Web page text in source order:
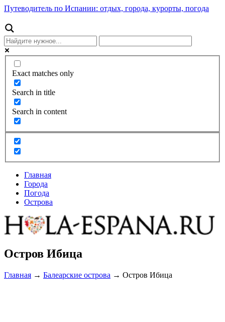
Путеводитель по Испании: отдых, города, курорты, погода
Exact matches only
Search in title
Search in content
Главная
Города
Погода
Острова
Остров Ибица
Главная → Балеарские острова → Остров Ибица